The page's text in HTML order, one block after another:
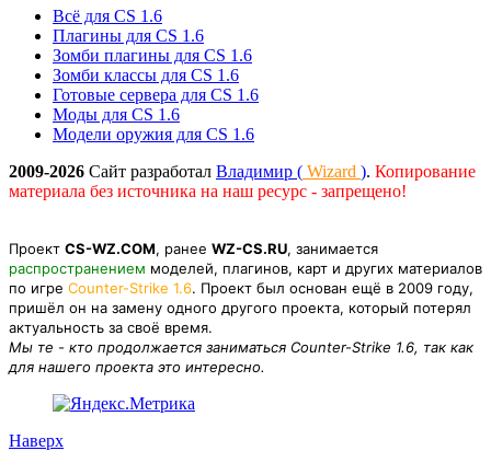
Всё для CS 1.6
Плагины для CS 1.6
Зомби плагины для CS 1.6
Зомби классы для CS 1.6
Готовые сервера для CS 1.6
Моды для CS 1.6
Модели оружия для CS 1.6
2009-2026 Сайт разработал Владимир ( Wizard ). Копирование
материала без источника на наш ресурс - запрещено!
Проект CS-WZ.COM, ранее WZ-CS.RU, занимается
распространением моделей, плагинов, карт и других материалов
по игре Counter-Strike 1.6. Проект был основан ещё в 2009 году,
пришёл он на замену одного другого проекта, который потерял
актуальность за своё время.
Мы те - кто продолжается заниматься Counter-Strike 1.6, так как
для нашего проекта это интересно.
Наверх